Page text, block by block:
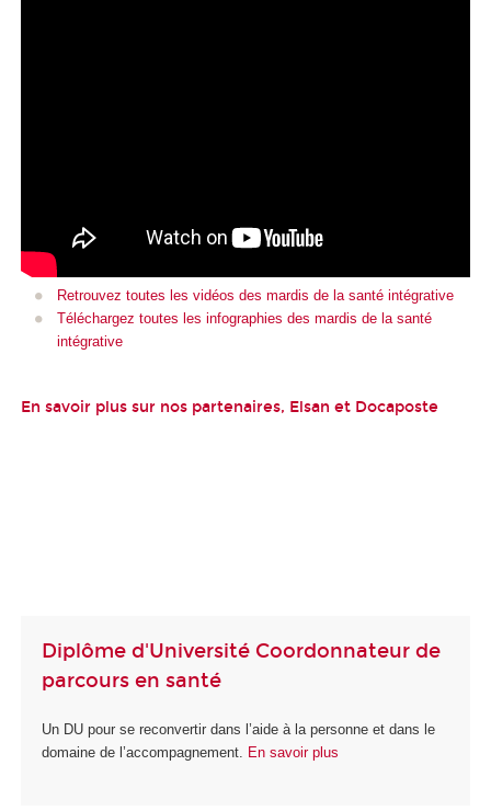
Retrouvez toutes les vidéos des mardis de la santé intégrative
Téléchargez toutes les infographies des mardis de la santé
intégrative
En savoir plus sur nos partenaires, Elsan et Docaposte
Diplôme d'Université Coordonnateur de
parcours en santé
Un DU pour se reconvertir dans l’aide à la personne et dans le
domaine de l’accompagnement.
En savoir plus